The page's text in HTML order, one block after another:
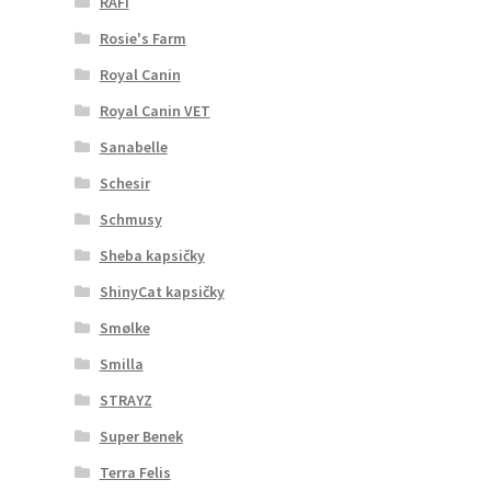
Rosie's Farm
Royal Canin
Royal Canin VET
Sanabelle
Schesir
Schmusy
Sheba kapsičky
ShinyCat kapsičky
Smølke
Smilla
STRAYZ
Super Benek
Terra Felis